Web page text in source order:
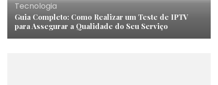
Tecnologia
Guia Completo: Como Realizar um Teste de IPTV
para Assegurar a Qualidade do Seu Serviço